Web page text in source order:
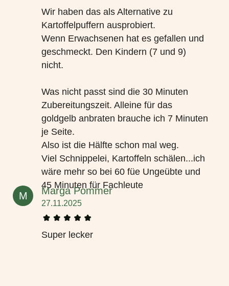
Wir haben das als Alternative zu
Kartoffelpuffern ausprobiert.
Wenn Erwachsenen hat es gefallen und
geschmeckt. Den Kindern (7 und 9)
nicht.
Was nicht passt sind die 30 Minuten
Zubereitungszeit. Alleine für das
goldgelb anbraten brauche ich 7 Minuten
je Seite.
Also ist die Hälfte schon mal weg.
Viel Schnippelei, Kartoffeln schälen...ich
wäre mehr so bei 60 füe Ungeübte und
45 Minuten für Fachleute
M Marga Pommer
27.11.2025
Super lecker